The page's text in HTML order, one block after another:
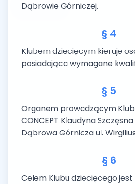
Dąbrowie Górniczej.
§ 4
Klubem dziecięcym kieruje
posiadająca wymagane
§ 5
Organem prowadzącym
CONCEPT Klaudyna
Dąbrowa Górnicza ul.
§ 6
Celem Klubu dziecięcego